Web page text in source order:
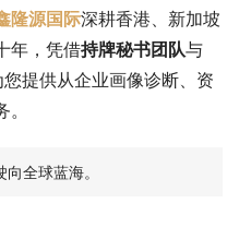
隆源国际深耕香港、新加坡
年，凭借持牌秘书团队与
您提供从企业画像诊断、资
全球蓝海。